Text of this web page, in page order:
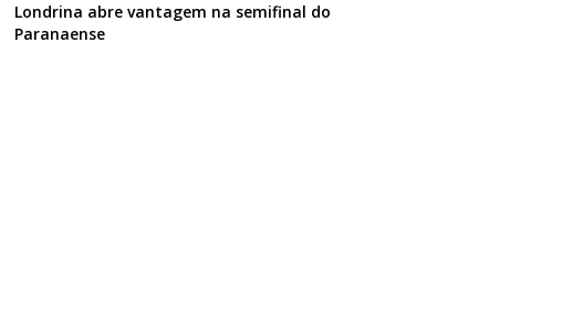
Londrina abre vantagem na semifinal do
Paranaense